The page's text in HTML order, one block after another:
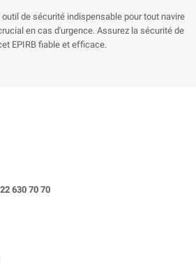
outil de sécurité indispensable pour tout navire
en cas d'urgence. Assurez la sécurité de
EPIRB fiable et efficace.
630 70 70